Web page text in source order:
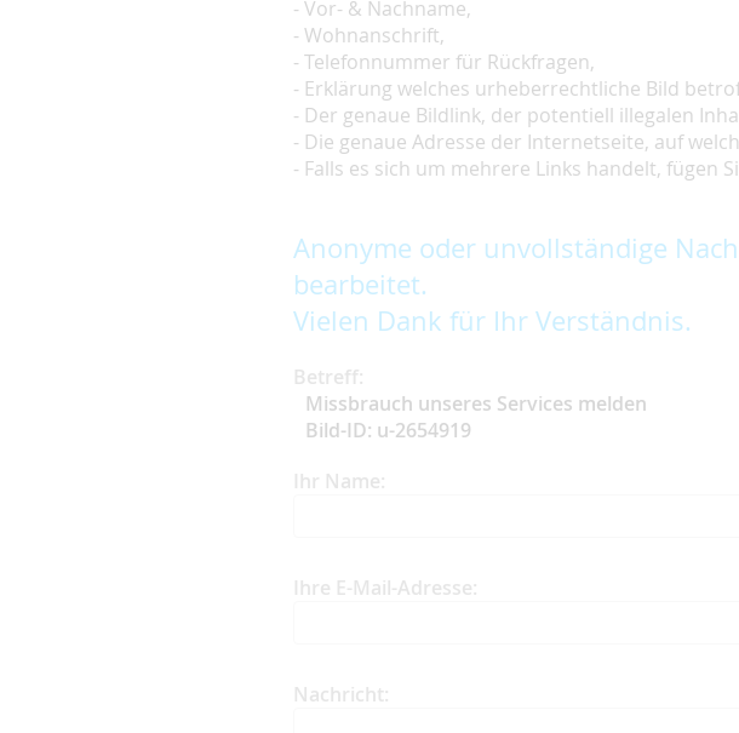
- Vor- & Nachname,
- Wohnanschrift,
- Telefonnummer für Rückfragen,
- Erklärung welches urheberrechtliche Bild
- Der genaue Bildlink, der potentiell illegalen
- Die genaue Adresse der Internetseite, auf
- Falls es sich um mehrere Links handelt, fügen
Anonyme oder unvollständige
bearbeitet.
Vielen Dank für Ihr Verständnis.
Betreff:
Missbrauch unseres Services melden
Bild-ID: u-2654919
Ihr Name:
Ihre E-Mail-Adresse:
Nachricht: